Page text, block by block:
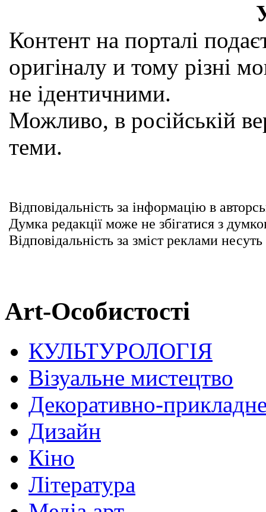
Контент на порталі
оригіналу и тому різні
не ідентичними.
Можливо, в російській
теми.
Відповідальність за інформацію в
Думка редакції може не збігатися з
Відповідальність за зміст реклами
Art-Особистості
КУЛЬТУРОЛОГІЯ
Візуальне мистецтво
Декоративно-
Дизайн
Кіно
Література